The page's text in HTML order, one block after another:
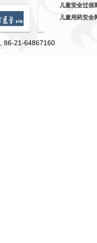
, 86-21-64867160
儿童安全过假
儿童用药安全